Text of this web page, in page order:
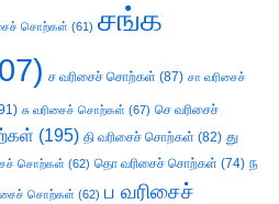
சொற்கள் (61) சங்க
ச வரிசைச் சொற்கள் (87) சா வரிசைச்
சு வரிசைச் சொற்கள் (67) செ வரிசைச்
(195) தி வரிசைச் சொற்கள் (82) து
சொற்கள் (62) தொ வரிசைச் சொற்கள் (74) ந
சொற்கள் (62) ப வரிசைச்